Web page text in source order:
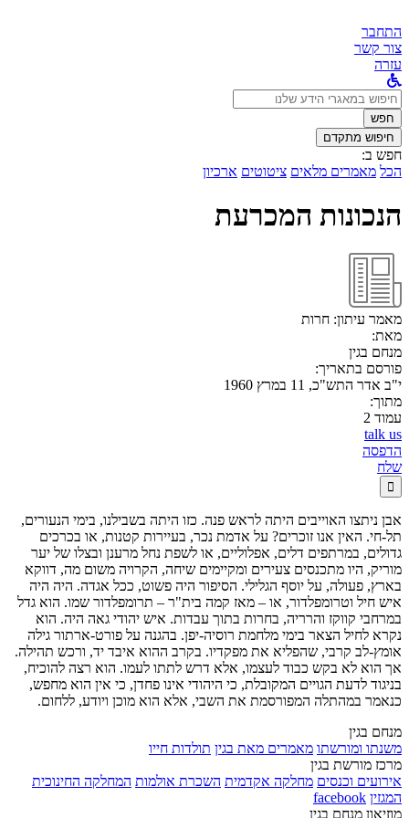
התחבר
צור קשר
עזרה
לחפש
ב:חפש
חיפוש מתקדם
חפש ב:
הכל מאמרים מלאים ציטוטים ארכיון
הנכונות המכרעת
מאמר עיתון: חרות
מאת:
מנחם בגין
פורסם בתאריך:
י"ב אדר התש"כ, 11 במרץ 1960
מתוך:
עמוד 2
talk us
הדפסה
שלח

אבן ניתצו האוייבים היתה לראש פנה. כזו היתה בשבילנו, בימי הנעורים,
תל-חי. האין אנו זוכרים? על אדמת נכר, בעיירות קטנות, או בכרכים
גדולים, במרתפים דלים, אפלוליים, או לשפת נחל מרענן ובצלו של יער
מוריק, היו מתכנסים צעירים ומקיימים שיחה, הקרויה משום מה, דווקא
בארץ, פעולה, על יוסף הגלילי. הסיפור היה פשוט, ככל אגדה. היה היה
איש חיל וטרומפלדור, או – מאז קמה בית"ר – תרומפלדור שמו. הוא גדל
במרחבי קווקז והרריה, בחרות בתוך עבדות. איש יהודי גאה היה. הוא
נקרא לחיל הצאר בימי מלחמת רוסיה-יפן. בהגנה על פורט-ארתור גילה
אומץ-לב קרבי, שהפליא את מפקדיו. בקרב ההוא איבד יד, ורכש תהילה.
אך הוא לא בקש כבוד לעצמו, אלא דרש לתתו לעמו. הוא רצה להוכיח,
בניגוד לדעת הגויים המקובלת, כי היהודי אינו פחדן, כי אין הוא מחפש,
כנאמר במהתלה המפורסמת את השבי, אלא הוא מוכן ויודע, ללחום.
מנחם בגין
משנתו ומורשתו מאמרים מאת בגין תולדות חייו
מרכז מורשת בגין
אירועים וכנסים מחלקה אקדמית השכרת אולמות המחלקה החינוכית
המגזין facebook
מוזיאון מנחם בגין